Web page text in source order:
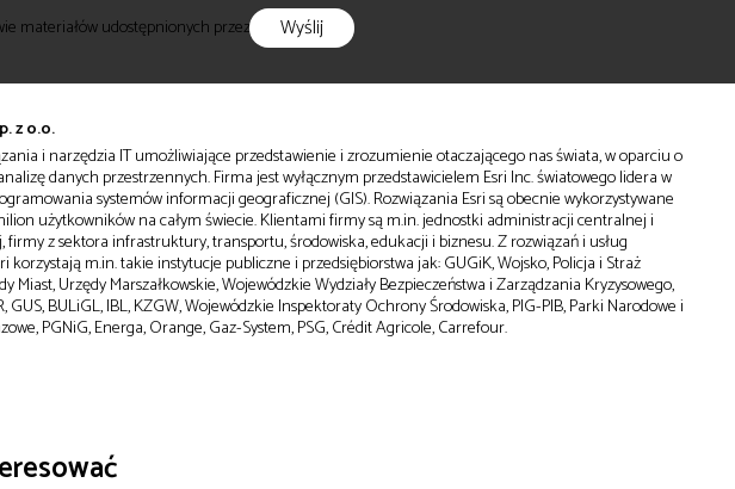
materiałów udostępnionych przez Esri UK.
z o.o.
i narzędzia IT umożliwiające przedstawienie i zrozumienie otaczającego nas świata, w oparciu o
danych przestrzennych. Firma jest wyłącznym przedstawicielem Esri Inc. światowego lidera w
systemów informacji geograficznej (GIS). Rozwiązania Esri są obecnie wykorzystywane
użytkowników na całym świecie. Klientami firmy są m.in. jednostki administracji centralnej i
firmy z sektora infrastruktury, transportu, środowiska, edukacji i biznesu. Z rozwiązań i usług
korzystają m.in. takie instytucje publiczne i przedsiębiorstwa jak: GUGiK, Wojsko, Policja i Straż
Miast, Urzędy Marszałkowskie, Wojewódzkie Wydziały Bezpieczeństwa i Zarządzania Kryzysowego,
GUS, BULiGL, IBL, KZGW, Wojewódzkie Inspektoraty Ochrony Środowiska, PIG-PIB, Parki Narodowe i
PGNiG, Energa, Orange, Gaz-System, PSG, Crédit Agricole, Carrefour.
Wyślij